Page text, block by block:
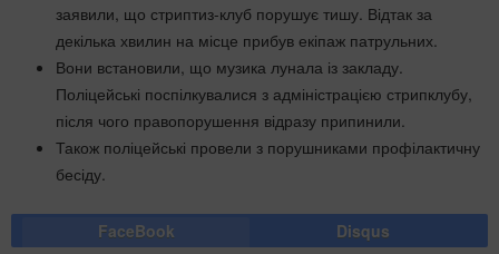
заявили, що стриптиз-клуб порушує тишу. Відтак за
декілька хвилин на місце прибув екіпаж патрульних.
Вони встановили, що музика лунала із закладу.
Поліцейські поспілкувалися з адміністрацією стрипклубу,
після чого правопорушення відразу припинили.
Також поліцейські провели з порушниками профілактичну
бесіду.
FaceBook Disqus